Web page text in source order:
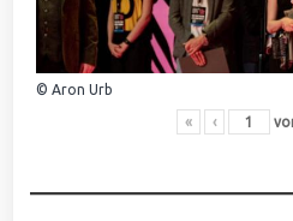
© Aron Urb
« ‹